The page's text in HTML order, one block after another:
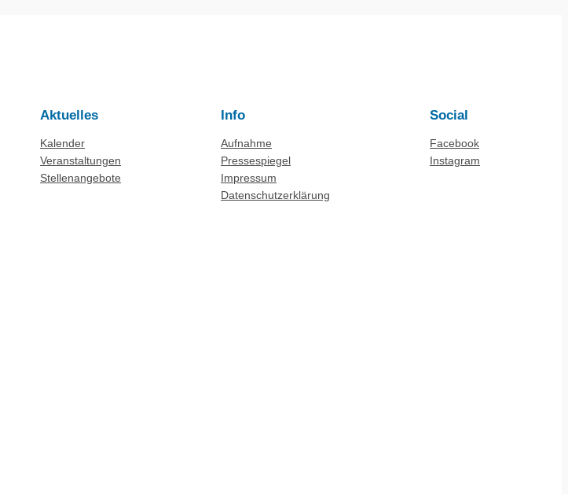
Aktuelles
Kalender
Veranstaltungen
Stellenangebote
Info
Aufnahme
Pressespiegel
Impressum
Datenschutzerklärung
Social
Facebook
Instagram